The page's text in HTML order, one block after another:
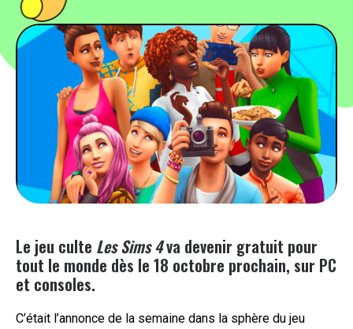
PEOPLE
FOOD
BONS PLANS
SOUTENEZ KULTT
Le jeu culte Les Sims 4va devenir gratuit pour
tout le monde dès le 18 octobre prochain, sur PC
et consoles.
C’était l’annonce de la semaine dans la sphère du jeu